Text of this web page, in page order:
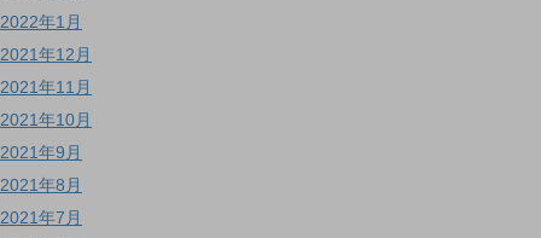
2022年1月
2021年12月
2021年11月
2021年10月
2021年9月
2021年8月
2021年7月